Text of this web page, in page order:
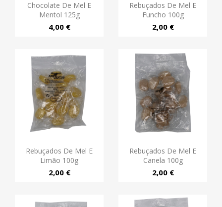
Chocolate De Mel E
Mentol 125g
4,00 €
Rebuçados De Mel E
Funcho 100g
2,00 €
Rebuçados De Mel E
Limão 100g
2,00 €
Rebuçados De Mel E
Canela 100g
2,00 €